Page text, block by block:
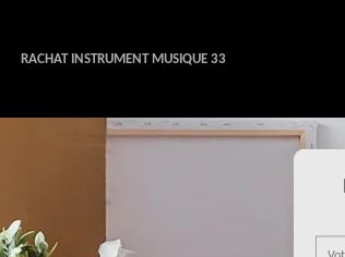
RACHAT INSTRUMENT MUSIQUE 33